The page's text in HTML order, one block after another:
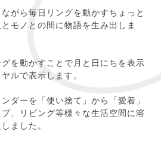
がら毎日リングを動かすちょっと
モノとの間に物語を生み出しま
を動かすことで月と日にちを表示
ルで表示します。
ダーを「使い捨て」から「愛着」
、リビング等様々な生活空間に溶
ました。